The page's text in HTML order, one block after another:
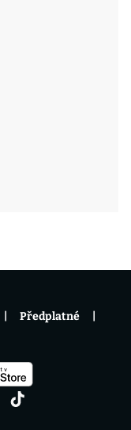
Předplatné